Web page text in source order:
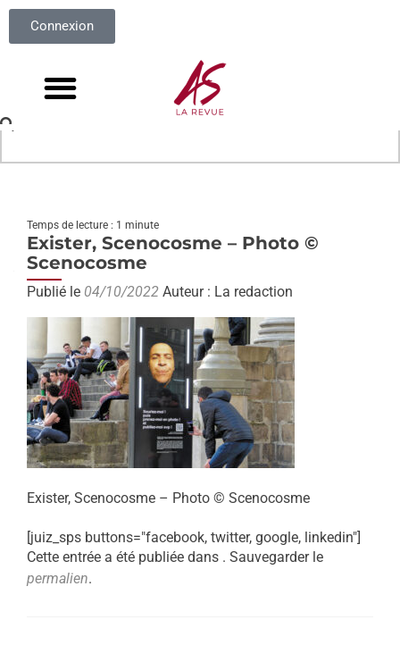
Connexion
Temps de lecture : 1 minute
Exister, Scenocosme – Photo ©
Scenocosme
Publié le 04/10/2022 Auteur : La redaction
Exister, Scenocosme – Photo © Scenocosme
[juiz_sps buttons="facebook, twitter, google, linkedin"]
Cette entrée a été publiée dans . Sauvegarder le
permalien.